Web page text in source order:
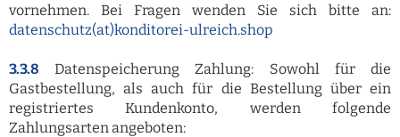
vornehmen. Bei Fragen wenden Sie sich bitte an:
datenschutz(at)konditorei-ulreich.shop
3.3.8 Datenspeicherung Zahlung: Sowohl für die
Gastbestellung, als auch für die Bestellung über ein
registriertes Kundenkonto, werden folgende
Zahlungsarten angeboten: